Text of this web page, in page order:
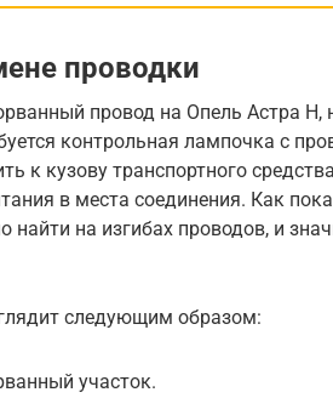
проводки
провод на Опель Астра H,
контрольная лампочка с
к кузову транспортного
в места соединения. Как
найти на изгибах проводов, и
следующим образом:
участок.